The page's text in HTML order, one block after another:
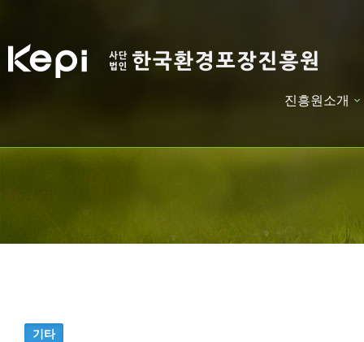
진흥원소개
기타